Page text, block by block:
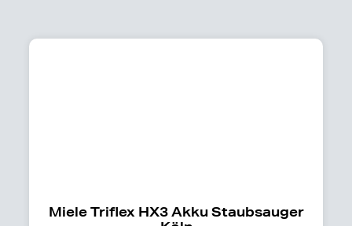
Miele Triflex HX3 Akku Staubsauger